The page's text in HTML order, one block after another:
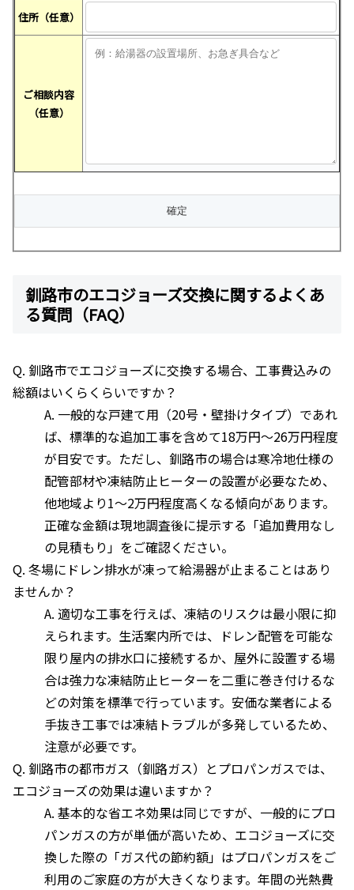
住所（任意）
ご相談内容
（任意）
釧路市のエコジョーズ交換に関するよくあ
る質問（FAQ）
Q. 釧路市でエコジョーズに交換する場合、工事費込みの
総額はいくらくらいですか？
A. 一般的な戸建て用（20号・壁掛けタイプ）であれ
ば、標準的な追加工事を含めて18万円〜26万円程度
が目安です。ただし、釧路市の場合は寒冷地仕様の
配管部材や凍結防止ヒーターの設置が必要なため、
他地域より1〜2万円程度高くなる傾向があります。
正確な金額は現地調査後に提示する「追加費用なし
の見積もり」をご確認ください。
Q. 冬場にドレン排水が凍って給湯器が止まることはあり
ませんか？
A. 適切な工事を行えば、凍結のリスクは最小限に抑
えられます。生活案内所では、ドレン配管を可能な
限り屋内の排水口に接続するか、屋外に設置する場
合は強力な凍結防止ヒーターを二重に巻き付けるな
どの対策を標準で行っています。安価な業者による
手抜き工事では凍結トラブルが多発しているため、
注意が必要です。
Q. 釧路市の都市ガス（釧路ガス）とプロパンガスでは、
エコジョーズの効果は違いますか？
A. 基本的な省エネ効果は同じですが、一般的にプロ
パンガスの方が単価が高いため、エコジョーズに交
換した際の「ガス代の節約額」はプロパンガスをご
利用のご家庭の方が大きくなります。年間の光熱費